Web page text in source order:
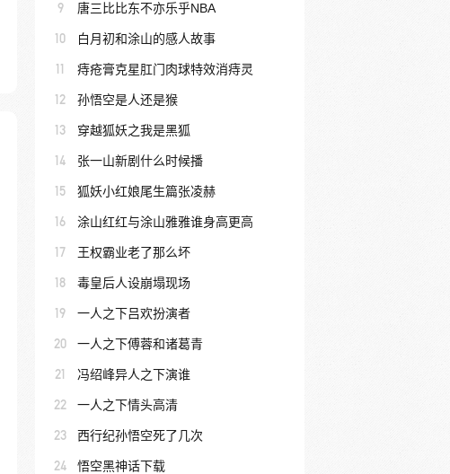
9 唐三比比东不亦乐乎NBA
10 白月初和涂山的感人故事
11 痔疮膏克星肛门肉球特效消痔灵
12 孙悟空是人还是猴
13 穿越狐妖之我是黑狐
14 张一山新剧什么时候播
15 狐妖小红娘尾生篇张凌赫
16 涂山红红与涂山雅雅谁身高更高
17 王权霸业老了那么坏
18 毒皇后人设崩塌现场
19 一人之下吕欢扮演者
20 一人之下傅蓉和诸葛青
21 冯绍峰异人之下演谁
22 一人之下情头高清
23 西行纪孙悟空死了几次
24 悟空黑神话下载